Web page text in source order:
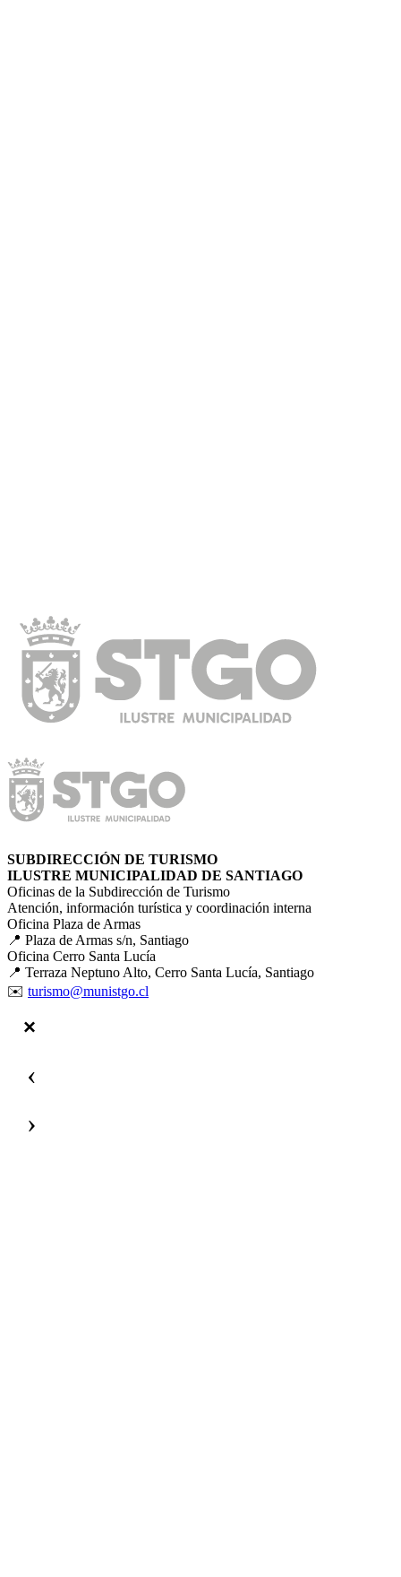
SUBDIRECCIÓN DE TURISMO
ILUSTRE MUNICIPALIDAD DE SANTIAGO
Oficinas de la Subdirección de Turismo
Atención, información turística y coordinación interna
Oficina Plaza de Armas
📍 Plaza de Armas s/n, Santiago
Oficina Cerro Santa Lucía
📍 Terraza Neptuno Alto, Cerro Santa Lucía, Santiago
✉️ turismo@munistgo.cl
‹
›